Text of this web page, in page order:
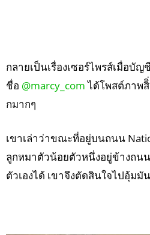
กลายเป็นเรื่องเซอร์ไพรส์เมื่อบั
ชื่อ @marcy_comได้โพสต์ภาพ
กมากๆ
เขาเล่าว่าขณะที่อยู่บนถนน
ลูกหมาตัวน้อยตัวหนึ่งอยู่ข้างถน
ตัวเองได้ เขาจึงตัดสินใจไปอุ้ม